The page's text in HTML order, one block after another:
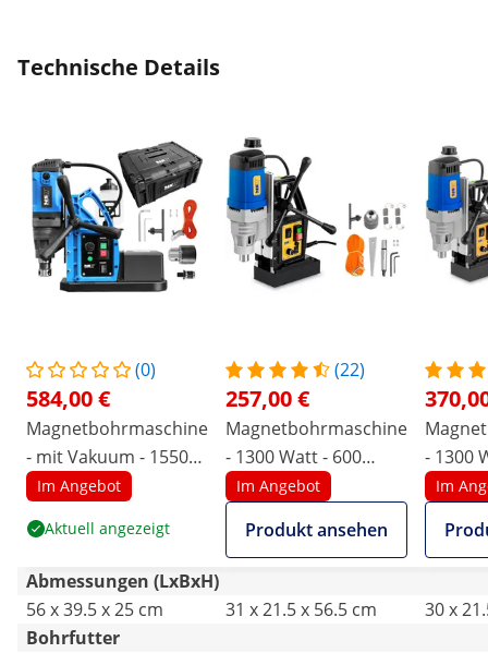
Technische Details
(0)
584,00 €
Magnetbohrmaschine
- mit Vakuum - 1550
W - 870 U/min -
max. 35 mm
Im Angebot
Aktuell angezeigt
(22)
257,00 €
Magnetbohrmaschine
- 1300 Watt - 600
U/min
Im Angebot
Produkt ansehen
- 1300
U/min
Schaft
Im
Abmessungen (LxBxH)
56 x 39.5 x 25 cm
31 x 21.5 x 56.5 cm
30 x
Bohrfutter